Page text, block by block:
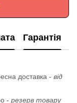
Гарантія
доставка - від
- резерв товару